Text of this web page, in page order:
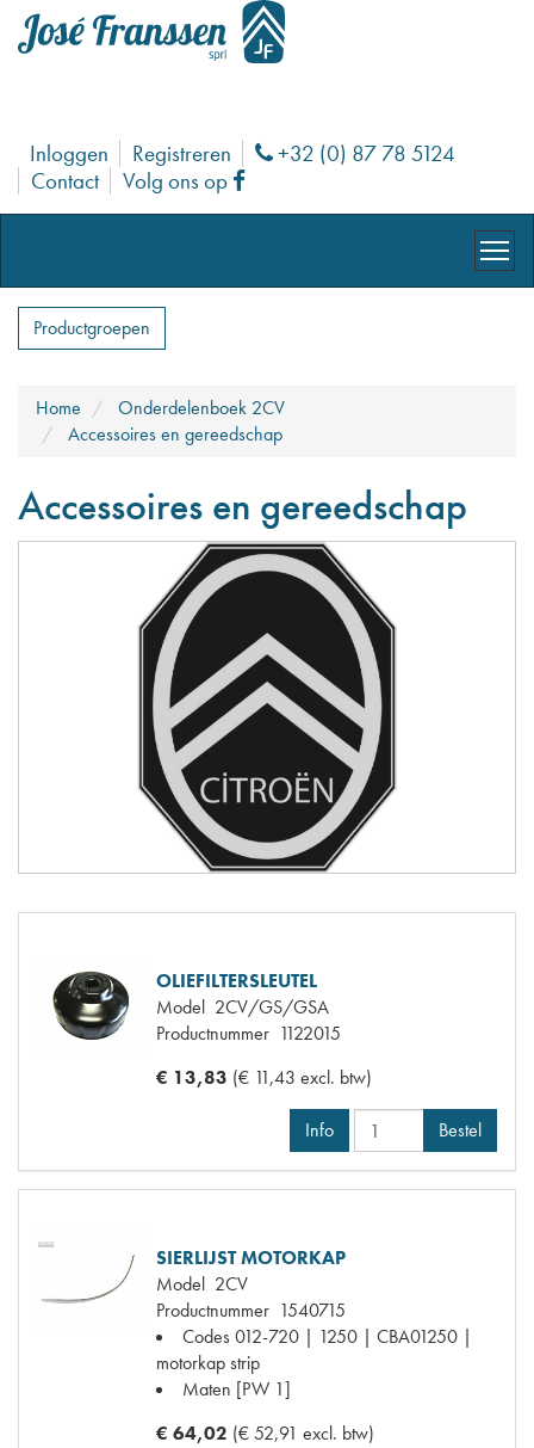
Inloggen Registreren Phone
+32 (0) 87 78 5124
Contact
Volg ons op Facebook
Productgroepen
Home
Onderdelenboek 2CV
Accessoires en gereedschap
Accessoires en gereedschap
OLIEFILTERSLEUTEL
Model 2CV/GS/GSA
Productnummer 1122015
€ 13,83 (€ 11,43 excl. btw)
Info Bestel
SIERLIJST MOTORKAP
Model 2CV
Productnummer 1540715
Codes012-720 | 1250 | CBA01250 |
motorkap strip
Maten [PW 1]
€ 64,02 (€ 52,91 excl. btw)